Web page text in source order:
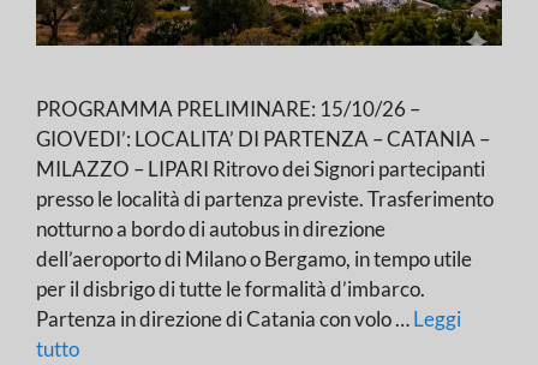
PROGRAMMA PRELIMINARE: 15/10/26 –
GIOVEDI’: LOCALITA’ DI PARTENZA – CATANIA –
MILAZZO – LIPARI Ritrovo dei Signori partecipanti
presso le località di partenza previste. Trasferimento
notturno a bordo di autobus in direzione
dell’aeroporto di Milano o Bergamo, in tempo utile
per il disbrigo di tutte le formalità d’imbarco.
Partenza in direzione di Catania con volo …Leggi
tutto